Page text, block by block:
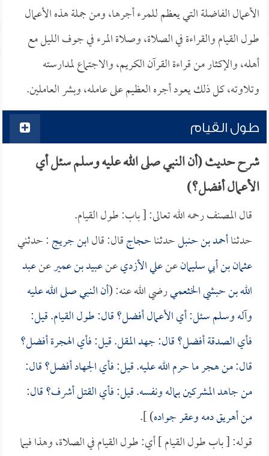
الأعمال الفاضلة التي يعظم للمرء أجرها، ومن جملة هذه الأعمال
طول القيام والقراءة في الصلاة، وصلاة المرء في جوف الليل مع
أهله، والإكثار من قراءة القرآن الكريم، والاجتماع لمدارسته
وتلاوته، كل ذلك يعود أجره العظيم على عامله، وبشر العاملين.
طول القيام
شرح حديث (أن النبي صلى الله عليه وسلم سئل أي
الأعمال أفضل؟)
قال المصنف رحمه الله تعالى: [ باب: طول القيام.
حدثناأحمد بن حنبلحدثناحجاجقال: قالابن جريج: حدثني
عثمان بن أبي سليمانعنعلي الأزديعنعبيد بن عميرعنعبد
الله بن حبشي الخثعميرضي الله عنه: (أن النبي صلى الله عليه
وآله وسلم سئل: أي الأعمال أفضل؟ قال: طول القيام. قيل:
فأي الصدقة أفضل؟ قال: جهد المقل. قيل: فأي الهجرة أفضل؟
قال: من هجر ما حرم الله عليه. قيل: فأي الجهاد أفضل؟ قال:
من جاهد المشركين بماله ونفسه. قيل: فأي القتل أشرف؟ قال:
من أهريق دمه وعقر جواده) ].
قوله: [ باب طول القيام ] أي: طول القيام في الصلاة، وهذا فيما